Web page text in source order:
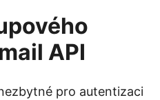
API
pro autentizaci